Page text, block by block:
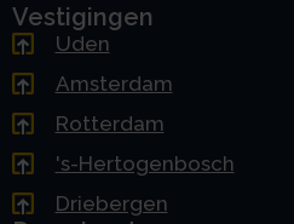
Vestigingen
Uden
Amsterdam
Rotterdam
's-Hertogenbosch
Driebergen